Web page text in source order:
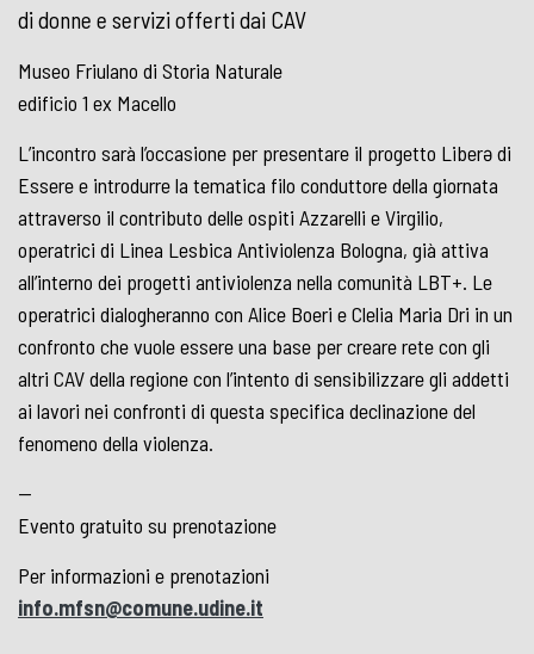
di donne e servizi offerti dai CAV
Museo Friulano di Storia Naturale
edificio 1 ex Macello
L’incontro sarà l’occasione per presentare il progetto Liberə di
Essere e introdurre la tematica filo conduttore della giornata
attraverso il contributo delle ospiti Azzarelli e Virgilio,
operatrici di Linea Lesbica Antiviolenza Bologna, già attiva
all’interno dei progetti antiviolenza nella comunità LBT+. Le
operatrici dialogheranno con Alice Boeri e Clelia Maria Dri in un
confronto che vuole essere una base per creare rete con gli
altri CAV della regione con l’intento di sensibilizzare gli addetti
ai lavori nei confronti di questa specifica declinazione del
fenomeno della violenza.
—
Evento gratuito su prenotazione
Per informazioni e prenotazioni
info.mfsn@comune.udine.it